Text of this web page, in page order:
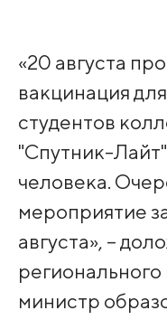
«20 августа
вакцинация
студентов
"Спутник-
человека.
мероприятие
августа», –
министр